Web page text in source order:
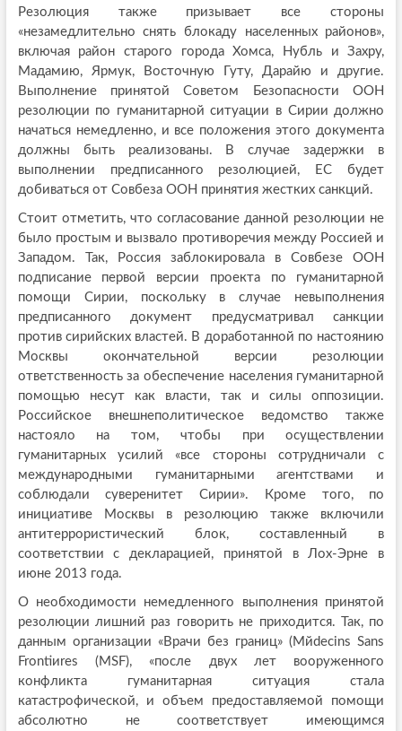
Резолюция также призывает все стороны
«незамедлительно снять блокаду населенных районов»,
включая район старого города Хомса, Нубль и Захру,
Мадамию, Ярмук, Восточную Гуту, Дарайю и другие.
Выполнение принятой Советом Безопасности ООН
резолюции по гуманитарной ситуации в Сирии должно
начаться немедленно, и все положения этого документа
должны быть реализованы. В случае задержки в
выполнении предписанного резолюцией, ЕС будет
добиваться от Совбеза ООН принятия жестких санкций.
Стоит отметить, что согласование данной резолюции не
было простым и вызвало противоречия между Россией и
Западом. Так, Россия заблокировала в Совбезе ООН
подписание первой версии проекта по гуманитарной
помощи Сирии, поскольку в случае невыполнения
предписанного документ предусматривал санкции
против сирийских властей. В доработанной по настоянию
Москвы окончательной версии резолюции
ответственность за обеспечение населения гуманитарной
помощью несут как власти, так и силы оппозиции.
Российское внешнеполитическое ведомство также
настояло на том, чтобы при осуществлении
гуманитарных усилий «все стороны сотрудничали с
международными гуманитарными агентствами и
соблюдали суверенитет Сирии». Кроме того, по
инициативе Москвы в резолюцию также включили
антитеррористический блок, составленный в
соответствии с декларацией, принятой в Лox-Эрне в
июне 2013 года.
О необходимости немедленного выполнения принятой
резолюции лишний раз говорить не приходится. Так, по
данным организации «Врачи без границ» (Mйdecins Sans
Frontiиres (MSF), «после двух лет вооруженного
конфликта гуманитарная ситуация стала
катастрофической, и объем предоставляемой помощи
абсолютно не соответствует имеющимся